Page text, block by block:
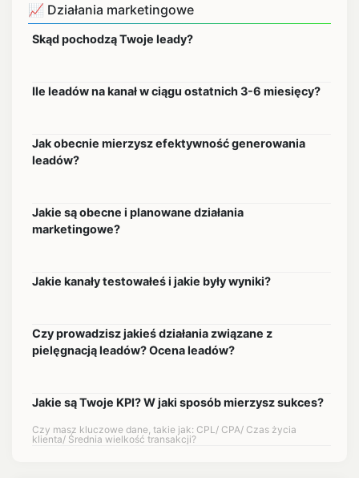
📈 Działania marketingowe
Skąd pochodzą Twoje leady?
Ile leadów na kanał w ciągu ostatnich 3-6 miesięcy?
Jak obecnie mierzysz efektywność generowania
leadów?
Jakie są obecne i planowane działania
marketingowe?
Jakie kanały testowałeś i jakie były wyniki?
Czy prowadzisz jakieś działania związane z
pielęgnacją leadów? Ocena leadów?
Jakie są Twoje KPI? W jaki sposób mierzysz sukces?